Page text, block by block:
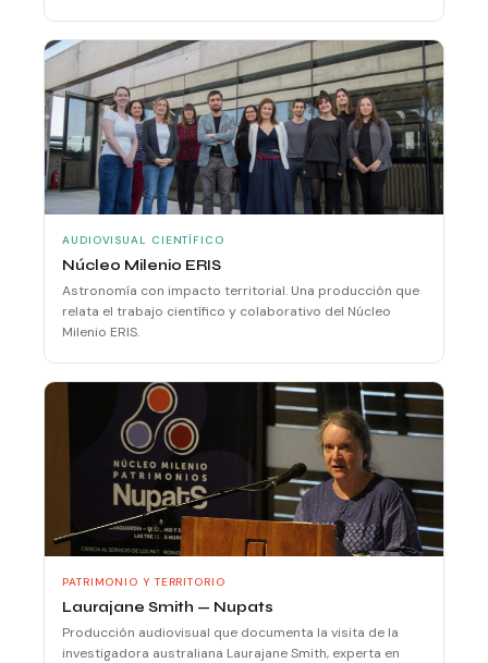
AUDIOVISUAL CIENTÍFICO
Núcleo Milenio ERIS
Astronomía con impacto territorial. Una producción que
relata el trabajo científico y colaborativo del Núcleo
Milenio ERIS.
PATRIMONIO Y TERRITORIO
Laurajane Smith — Nupats
Producción audiovisual que documenta la visita de la
investigadora australiana Laurajane Smith, experta en